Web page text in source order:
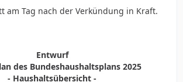
am Tag nach der Verkündung in Kraft.
Entwurf
des Bundeshaushaltsplans 2025
- Haushaltsübersicht -